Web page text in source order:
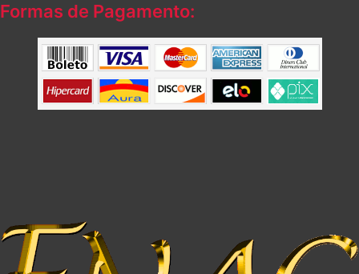
Formas de Pagamento: